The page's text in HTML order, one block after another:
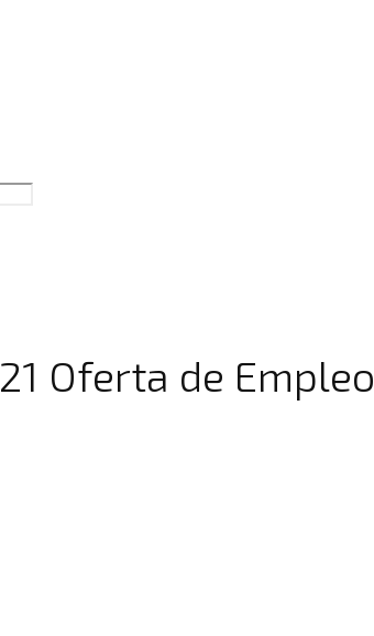
Oferta de Empleo